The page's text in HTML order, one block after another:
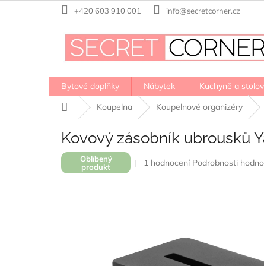
na
+420 603 910 001 info@secretcorner.cz
Bytové doplňky Nábytek Kuchyně a
Domů
Koupelna Koupelnové organizéry
Kovový zásobník ubrousků
Oblíbený
produkt
Průměrné
hvězdiček.
1 hodnocení Podrobnosti